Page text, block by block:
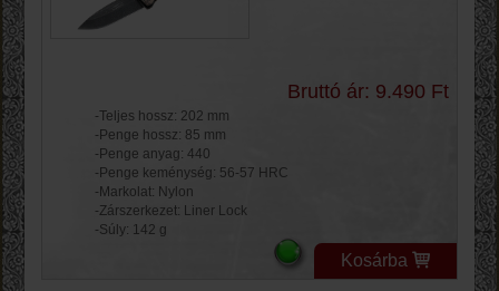
Bruttó ár: 9.490 Ft
-Teljes hossz: 202 mm
-Penge hossz: 85 mm
-Penge anyag: 440
-Penge keménység: 56-57 HRC
-Markolat: Nylon
-Zárszerkezet: Liner Lock
-Súly: 142 g
Kosárba